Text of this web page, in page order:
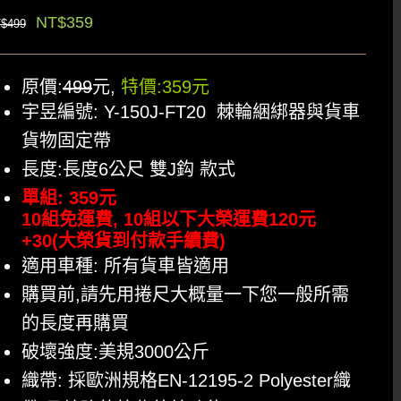
499
原
始
價
格：
NT$499。
NT$359目
前
價
格：
NT$359。
原價:499元, 特價:359元
宇昱編號: Y-150J-FT20 棘輪綑綁器與貨車
貨物固定帶
長度:長度6公尺 雙J鈎 款式
單組: 359元
10組免運費, 10組以下大榮運費120元
+30(大榮貨到付款手續費)
適用車種: 所有貨車皆適用
購買前,請先用捲尺大概量一下您一般所需
的長度再購買
破壞強度:美規3000公斤
織帶: 採歐洲規格EN-12195-2 Polyester織